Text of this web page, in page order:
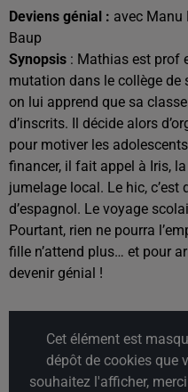
Deviens génial : avec Manu
Baup
Synopsis : Mathias est prof
mutation dans le collège de
on lui apprend que sa
d’inscrits. Il décide alors
pour motiver les
financer, il fait appel à Iris,
jumelage local. Le hic,
d’espagnol. Le voyage
Pourtant, rien ne pourra
fille n’attend plus… et pour
devenir génial !
Cet élément est
dépôt de cookies que
souhaitez l'afficher,